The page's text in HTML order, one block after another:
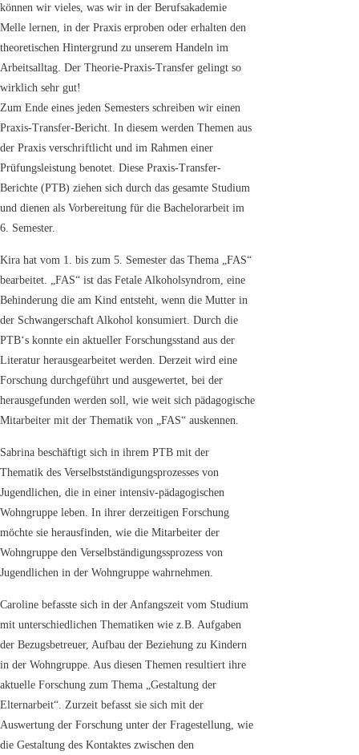
können wir vieles, was wir in der Berufsakademie
Melle lernen, in der Praxis erproben oder erhalten den
theoretischen Hintergrund zu unserem Handeln im
Arbeitsalltag. Der Theorie-Praxis-Transfer gelingt so
wirklich sehr gut!
Zum Ende eines jeden Semesters schreiben wir einen
Praxis-Transfer-Bericht. In diesem werden Themen aus
der Praxis verschriftlicht und im Rahmen einer
Prüfungsleistung benotet. Diese Praxis-Transfer-
Berichte (PTB) ziehen sich durch das gesamte Studium
und dienen als Vorbereitung für die Bachelorarbeit im
6. Semester.
Kira hat vom 1. bis zum 5. Semester das Thema „FAS“
bearbeitet. „FAS“ ist das Fetale Alkoholsyndrom, eine
Behinderung die am Kind entsteht, wenn die Mutter in
der Schwangerschaft Alkohol konsumiert. Durch die
PTB‘s konnte ein aktueller Forschungsstand aus der
Literatur herausgearbeitet werden. Derzeit wird eine
Forschung durchgeführt und ausgewertet, bei der
herausgefunden werden soll, wie weit sich pädagogische
Mitarbeiter mit der Thematik von „FAS“ auskennen.
Sabrina beschäftigt sich in ihrem PTB mit der
Thematik des Verselbstständigungsprozesses von
Jugendlichen, die in einer intensiv-pädagogischen
Wohngruppe leben. In ihrer derzeitigen Forschung
möchte sie herausfinden, wie die Mitarbeiter der
Wohngruppe den Verselbständigungssprozess von
Jugendlichen in der Wohngruppe wahrnehmen.
Caroline befasste sich in der Anfangszeit vom Studium
mit unterschiedlichen Thematiken wie z.B. Aufgaben
der Bezugsbetreuer, Aufbau der Beziehung zu Kindern
in der Wohngruppe. Aus diesen Themen resultiert ihre
aktuelle Forschung zum Thema „Gestaltung der
Elternarbeit“. Zurzeit befasst sie sich mit der
Auswertung der Forschung unter der Fragestellung, wie
die Gestaltung des Kontaktes zwischen den